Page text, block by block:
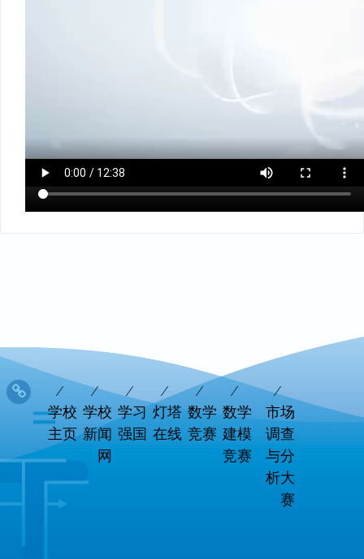
学校
主页
学校
新闻
网
学习
强国
灯塔
在线
数学
竞赛
数学
建模
竞赛
市场
调查
与分
析大
赛